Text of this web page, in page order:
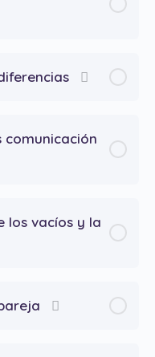
comunicación
los vacíos y la